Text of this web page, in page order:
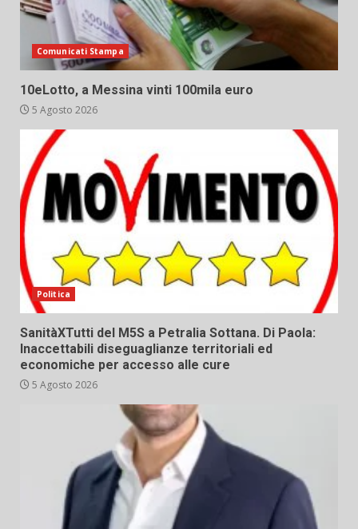
Comunicati Stampa
10eLotto, a Messina vinti 100mila euro
5 Agosto 2026
Politica
SanitàXTutti del M5S a Petralia Sottana. Di Paola:
Inaccettabili diseguaglianze territoriali ed
economiche per accesso alle cure
5 Agosto 2026